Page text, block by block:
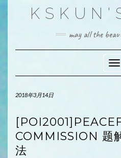
may all the
2018年3月14日
COMMISSION 题
法